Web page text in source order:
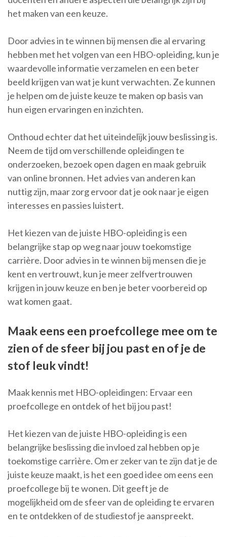
het maken van een keuze.
Door advies in te winnen bij mensen die al ervaring
hebben met het volgen van een HBO-opleiding, kun je
waardevolle informatie verzamelen en een beter
beeld krijgen van wat je kunt verwachten. Ze kunnen
je helpen om de juiste keuze te maken op basis van
hun eigen ervaringen en inzichten.
Onthoud echter dat het uiteindelijk jouw beslissing is.
Neem de tijd om verschillende opleidingen te
onderzoeken, bezoek open dagen en maak gebruik
van online bronnen. Het advies van anderen kan
nuttig zijn, maar zorg ervoor dat je ook naar je eigen
interesses en passies luistert.
Het kiezen van de juiste HBO-opleiding is een
belangrijke stap op weg naar jouw toekomstige
carrière. Door advies in te winnen bij mensen die je
kent en vertrouwt, kun je meer zelfvertrouwen
krijgen in jouw keuze en ben je beter voorbereid op
wat komen gaat.
Maak eens een proefcollege mee om te
zien of de sfeer bij jou past en of je de
stof leuk vindt!
Maak kennis met HBO-opleidingen: Ervaar een
proefcollege en ontdek of het bij jou past!
Het kiezen van de juiste HBO-opleiding is een
belangrijke beslissing die invloed zal hebben op je
toekomstige carrière. Om er zeker van te zijn dat je de
juiste keuze maakt, is het een goed idee om eens een
proefcollege bij te wonen. Dit geeft je de
mogelijkheid om de sfeer van de opleiding te ervaren
en te ontdekken of de studiestof je aanspreekt.